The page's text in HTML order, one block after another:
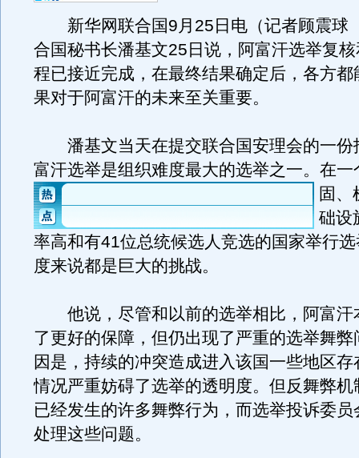
新华网联合国9月25日电（记者顾震球
合国秘书长潘基文25日说，阿富汗选举复
程已接近完成，在最终结果确定后，各方都
果对于阿富汗的未来至关重要。
潘基文当天在提交联合国安理会的一份
富汗选举是组织难度最大的选举之一。 在一
固、
础设
率高和有41位总统候选人竞选的国家举行
度来说都是巨大的挑战。
他说，尽管和以前的选举相比，阿富汗
了更好的保障，但仍出现了严重的选举舞弊
因是，持续的冲突造成进入该国一些地区
情况严重妨碍了选举的透明度。但反舞弊机
已经发生的许多舞弊行为，而选举投诉委
处理这些问题。